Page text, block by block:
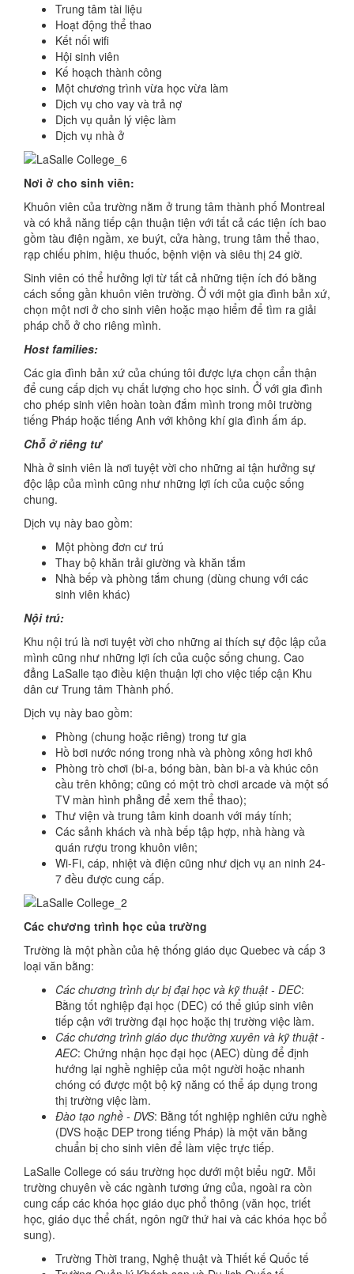
Trung tâm tài liệu
Hoạt động thể thao
Kết nối wifi
Hội sinh viên
Kế hoạch thành công
Một chương trình vừa học vừa làm
Dịch vụ cho vay và trả nợ
Dịch vụ quản lý việc làm
Dịch vụ nhà ở
Nơi ở cho sinh viên:
Khuôn viên của trường nằm ở trung tâm thành phố Montreal
và có khả năng tiếp cận thuận tiện với tất cả các tiện ích bao
gồm tàu điện ngầm, xe buýt, cửa hàng, trung tâm thể thao,
rạp chiếu phim, hiệu thuốc, bệnh viện và siêu thị 24 giờ.
Sinh viên có thể hưởng lợi từ tất cả những tiện ích đó bằng
cách sống gần khuôn viên trường. Ở với một gia đình bản xứ,
chọn một nơi ở cho sinh viên hoặc mạo hiểm để tìm ra giải
pháp chỗ ở cho riêng mình.
Host families:
Các gia đình bản xứ của chúng tôi được lựa chọn cẩn thận
để cung cấp dịch vụ chất lượng cho học sinh. Ở với gia đình
cho phép sinh viên hoàn toàn đắm mình trong môi trường
tiếng Pháp hoặc tiếng Anh với không khí gia đình ấm áp.
Chỗ ở riêng tư
Nhà ở sinh viên là nơi tuyệt vời cho những ai tận hưởng sự
độc lập của mình cũng như những lợi ích của cuộc sống
chung.
Dịch vụ này bao gồm:
Một phòng đơn cư trú
Thay bộ khăn trải giường và khăn tắm
Nhà bếp và phòng tắm chung (dùng chung với các
sinh viên khác)
Nội trú:
Khu nội trú là nơi tuyệt vời cho những ai thích sự độc lập của
mình cũng như những lợi ích của cuộc sống chung. Cao
đẳng LaSalle tạo điều kiện thuận lợi cho việc tiếp cận Khu
dân cư Trung tâm Thành phố.
Dịch vụ này bao gồm:
Phòng (chung hoặc riêng) trong tư gia
Hồ bơi nước nóng trong nhà và phòng xông hơi khô
Phòng trò chơi (bi-a, bóng bàn, bàn bi-a và khúc côn
cầu trên không; cũng có một trò chơi arcade và một số
TV màn hình phẳng để xem thể thao);
Thư viện và trung tâm kinh doanh với máy tính;
Các sảnh khách và nhà bếp tập hợp, nhà hàng và
quán rượu trong khuôn viên;
Wi-Fi, cáp, nhiệt và điện cũng như dịch vụ an ninh 24-
7 đều được cung cấp.
Các chương trình học của trường
Trường là một phần của hệ thống giáo dục Quebec và cấp 3
loại văn bằng:
Các chương trình dự bị đại học và kỹ thuật - DEC:
Bằng tốt nghiệp đại học (DEC) có thể giúp sinh viên
tiếp cận với trường đại học hoặc thị trường việc làm.
Các chương trình giáo dục thường xuyên và kỹ thuật -
AEC: Chứng nhận học đại học (AEC) dùng để định
hướng lại nghề nghiệp của một người hoặc nhanh
chóng có được một bộ kỹ năng có thể áp dụng trong
thị trường việc làm.
Đào tạo nghề - DVS: Bằng tốt nghiệp nghiên cứu nghề
(DVS hoặc DEP trong tiếng Pháp) là một văn bằng
chuẩn bị cho sinh viên để làm việc trực tiếp.
LaSalle College có sáu trường học dưới một biểu ngữ. Mỗi
trường chuyên về các ngành tương ứng của, ngoài ra còn
cung cấp các khóa học giáo dục phổ thông (văn học, triết
học, giáo dục thể chất, ngôn ngữ thứ hai và các khóa học bổ
sung).
Trường Thời trang, Nghệ thuật và Thiết kế Quốc tế